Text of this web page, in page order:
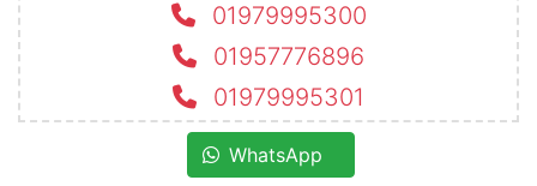
01979995300
01957776896
01979995301
WhatsApp